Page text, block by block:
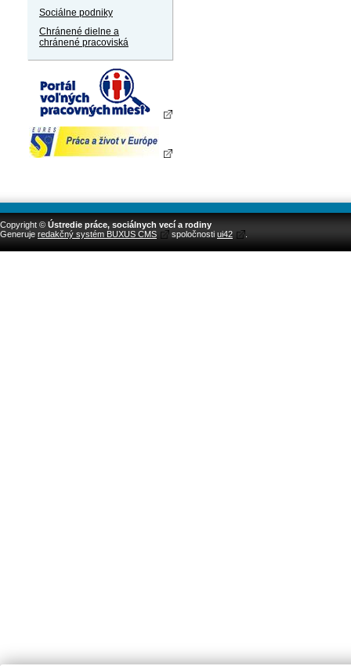
Sociálne podniky
Chránené dielne a
chránené pracoviská
Copyright © Ústredie práce, sociálnych vecí a rodiny
Generuje redakčný systém BUXUS CMS spoločnosti ui42